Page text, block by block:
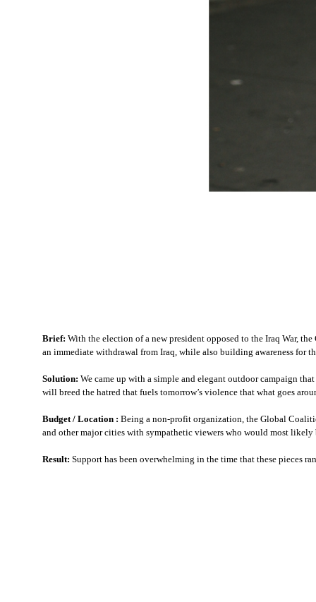
Brief: With the election of a new president opposed to the Iraq War,
an immediate withdrawal from Iraq, while also building awareness for
Solution: We came up with a simple and elegant outdoor campaign
will breed the hatred that fuels tomorrow’s violence that what goes
Budget / Location : Being a non-profit organization, the Global
and other major cities with sympathetic viewers who would most
Result: Support has been overwhelming in the time that these pieces